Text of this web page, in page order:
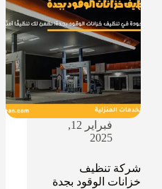
فبراير 12,
2025
شركة تنظيف
خزانات الوقود بجدة